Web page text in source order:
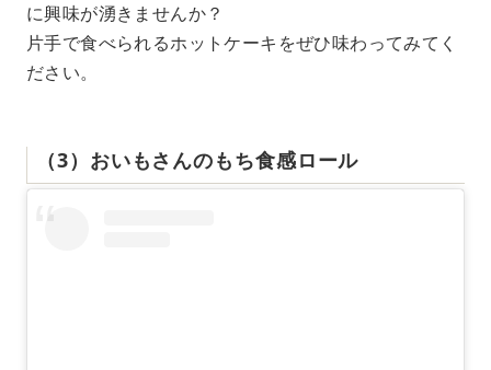
に興味が湧きませんか？
片手で食べられるホットケーキをぜひ味わってみてく
ださい。
（3）おいもさんのもち食感ロール